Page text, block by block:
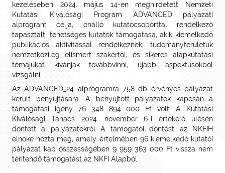
kezelésében 2024. május 14-én meghirdetett Nemzeti
Kutatási Kiválósági Program ADVANCED pályázati
alprogram célja, önálló kutatócsoporttal rendelkező
tapasztalt, tehetséges kutatók támogatása, akik kiemelkedő
publikációs aktivitással rendelkeznek, tudományterületük
nemzetközileg elismert szakértői, és sikeres alapkutatási
témájukat kívánják továbbvinni, újabb aspektusokból
vizsgálni.
Az ADVANCED_24 alprogramra 758 db érvényes pályázat
került benyújtására. A benyújtott pályázatok kapcsán a
támogatási igény 76 348 894 000 Ft volt. A Kutatási
Kiválósági Tanács 2024. november 6-i értékelő ülésén
döntött a pályázatokról A támogatói döntést az NKFIH
elnöke hozta meg, amely értelmében 96 kiemelkedő kutatói
pályázat kap összességében 9 959 363 000 Ft vissza nem
térítendő támogatást az NKFI Alapból.